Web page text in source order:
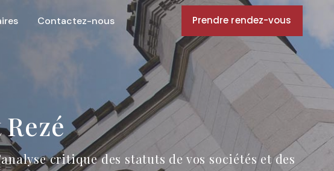
Contactez-nous Prendre rendez-vous
critique des statuts de vos sociétés et des